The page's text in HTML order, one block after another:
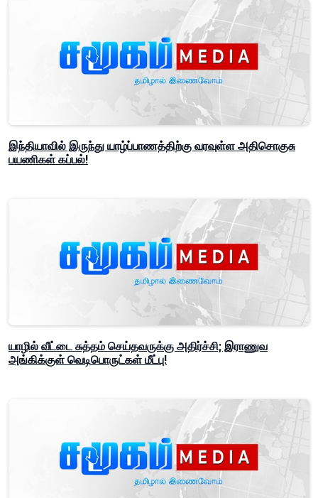
இந்தியாவில் இருந்து யாழ்ப்பாணத்திற்கு வரவுள்ள அதிசொகுசு
பயணிகள் கப்பல்!
யாழில் வீட்டை சுத்தம் செய்தவருக்கு அதிர்ச்சி; இராணுவ
அங்கிக்குள் வெடிபொருட்கள் மீட்பு!